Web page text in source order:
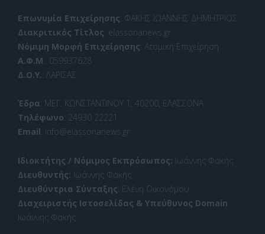
Επωνυμία Επιχείρησης: ΦΑΚΗΣ ΙΩΑΝΝΗΣ ΔΗΜΗΤΡΙΟΣ
Διακριτικός Τίτλος: elassonanews.gr
Νόμιμη Μορφή Επιχείρησης: Ατομική Επιχείρηση
Α.Φ.Μ .: 059937628
Δ.Ο.Υ.: ΛΑΡΙΣΑΣ
Έδρα: ΜΕΓ. ΚΩΝΣΤΑΝΤΙΝΟΥ 1, 40200, ΕΛΑΣΣΟΝΑ
Τηλέφωνο: 24930 22221
Email: info@elassonanews.gr
Ιδιοκτήτης / Νόμιμος Εκπρόσωπος: Ιωάννης Φακής
Διευθυντής: Ιωάννης Φακής
Διευθύντρια Σύνταξης: Ελένη Οικονόμου
Διαχειριστής Ιστοσελίδας & Υπεύθυνος Domain:
Ιωάννης Φακής